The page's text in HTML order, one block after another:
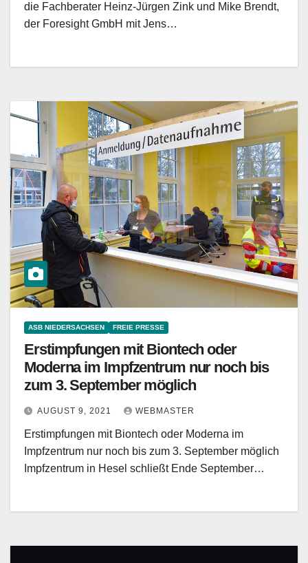
die Fachberater Heinz-Jürgen Zink und Mike Brendt,
der Foresight GmbH mit Jens…
ASB NIEDERSACHSEN FREIE PRESSE
Erstimpfungen mit Biontech oder
Moderna im Impfzentrum nur noch bis
zum 3. September möglich
AUGUST 9, 2021 WEBMASTER
Erstimpfungen mit Biontech oder Moderna im
Impfzentrum nur noch bis zum 3. September möglich
Impfzentrum in Hesel schließt Ende September…